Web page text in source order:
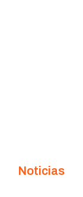
Noticias